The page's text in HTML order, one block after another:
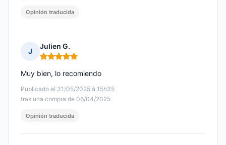
Opinión traducida
J
Julien G.
Nota: 5 de 5
Publicado el 31/05/2025 à 15h35
tras una compra de 06/04/2025
Muy bien, lo recomiendo
Opinión traducida